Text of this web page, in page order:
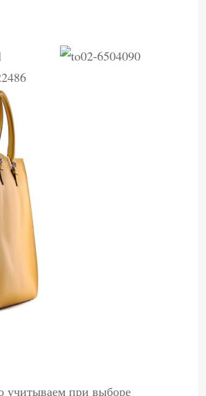
учитываем при выборе